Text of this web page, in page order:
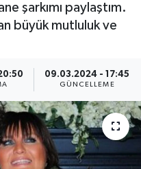
şarkımı paylaştım.
büyük mutluluk ve
09.03.2024 - 17:45
GÜNCELLEME